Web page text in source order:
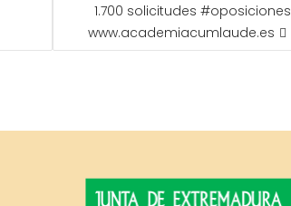
1.700 solicitudes #oposiciones
www.academiacumlaude.es